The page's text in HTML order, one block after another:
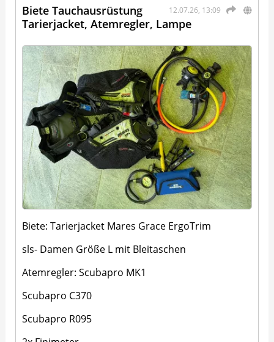
12.07.26, 13:09
Biete Tauchausrüstung
Tarierjacket, Atemregler, Lampe
Biete: Tarierjacket Mares Grace ErgoTrim
sls- Damen Größe L mit Bleitaschen
Atemregler: Scubapro MK1
Scubapro C370
Scubapro R095